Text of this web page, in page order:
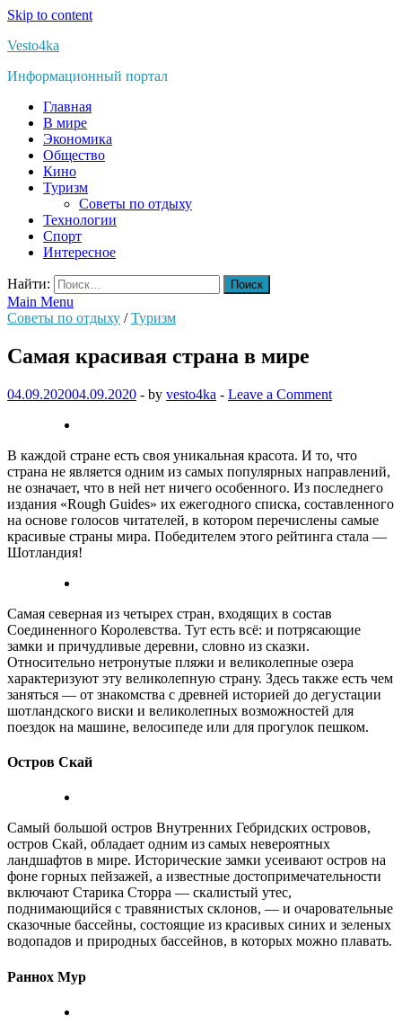
Skip to content
Vesto4ka
Информационный портал
Главная
В мире
Экономика
Общество
Кино
Туризм
Советы по отдыху
Технологии
Спорт
Интересное
Найти:
Main Menu
Советы по отдыху /Туризм
Самая красивая страна в мире
04.09.202004.09.2020 - by vesto4ka - Leave a Comment
В каждой стране есть своя уникальная красота. И то, что
страна не является одним из самых популярных направлений,
не означает, что в ней нет ничего особенного. Из последнего
издания «Rough Guides» их ежегодного списка, составленного
на основе голосов читателей, в котором перечислены самые
красивые страны мира. Победителем этого рейтинга стала —
Шотландия!
Самая северная из четырех стран, входящих в состав
Соединенного Королевства. Тут есть всё: и потрясающие
замки и причудливые деревни, словно из сказки.
Относительно нетронутые пляжи и великолепные озера
характеризуют эту великолепную страну. Здесь также есть чем
заняться — от знакомства с древней историей до дегустации
шотландского виски и великолепных возможностей для
поездок на машине, велосипеде или для прогулок пешком.
Остров Скай
Самый большой остров Внутренних Гебридских островов,
остров Скай, обладает одним из самых невероятных
ландшафтов в мире. Исторические замки усеивают остров на
фоне горных пейзажей, а известные достопримечательности
включают Старика Сторра — скалистый утес,
поднимающийся с травянистых склонов, — и очаровательные
сказочные бассейны, состоящие из красивых синих и зеленых
водопадов и природных бассейнов, в которых можно плавать.
Раннох Мур